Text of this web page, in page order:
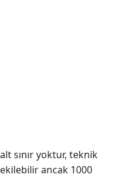
sınır yoktur, teknik
ancak 1000